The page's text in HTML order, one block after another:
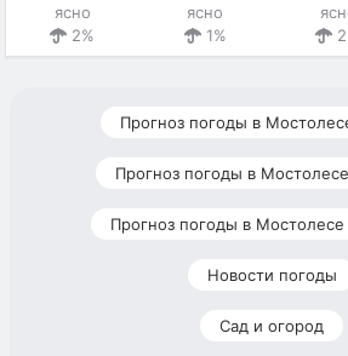
ясно
2%
ясно
1%
Прогноз погоды в
Прогноз погоды в
Прогноз погоды в Мостолесе
Новости погоды
Сад и огород